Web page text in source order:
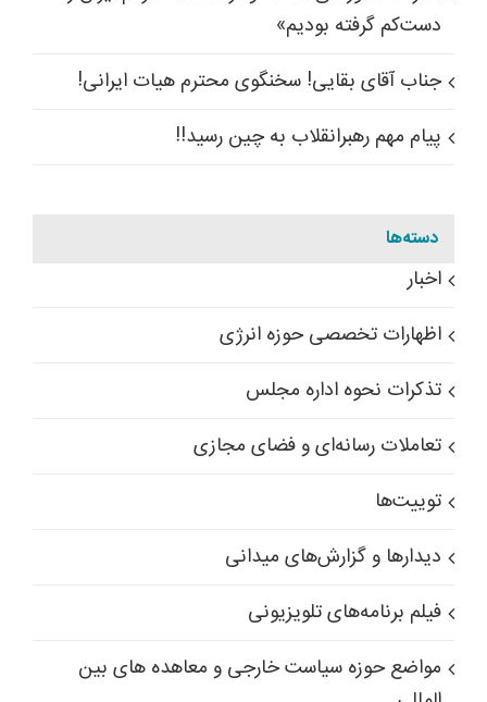
دست‌کم گرفته بودیم»
جناب آقای بقایی! سخنگوی محترم هیات ایرانی!
پیام مهم رهبرانقلاب به چین رسید!!
دسته‌ها
اخبار
اظهارات تخصصی حوزه انرژی
تذکرات نحوه اداره مجلس
تعاملات رسانه‌ای و فضای مجازی
توییت‌ها
دیدارها و گزارش‌های میدانی
فیلم برنامه‌های تلویزیونی
مواضع حوزه سیاست خارجی و معاهده های بین